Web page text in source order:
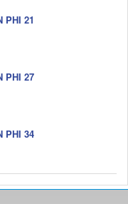
PHI 21
PHI 27
PHI 34